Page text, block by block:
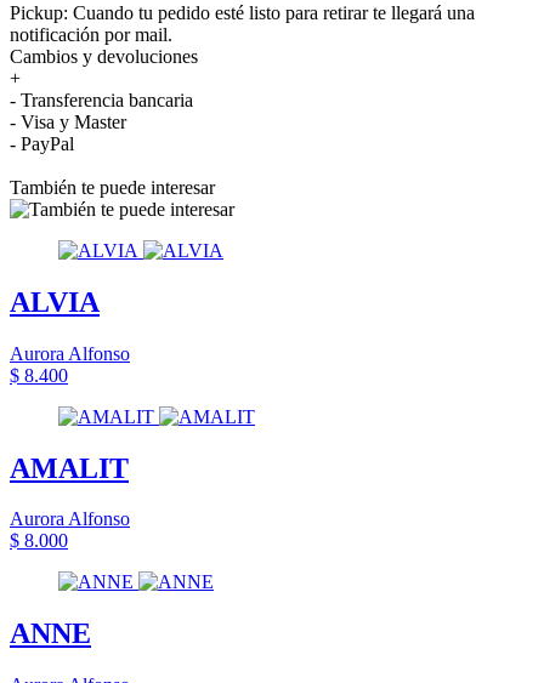
Pickup: Cuando tu pedido esté listo para retirar te llegará una
notificación por mail.
Cambios y devoluciones
+
- Transferencia bancaria
- Visa y Master
- PayPal
También te puede interesar
ALVIA
Aurora Alfonso
$ 8.400
AMALIT
Aurora Alfonso
$ 8.000
ANNE